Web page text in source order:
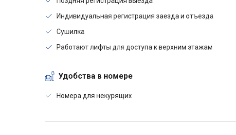
Индивидуальная регистрация заезда и отъезда
Сушилка
Работают лифты для доступа к верхним этажам
Удобства в номере
Номера для некурящих